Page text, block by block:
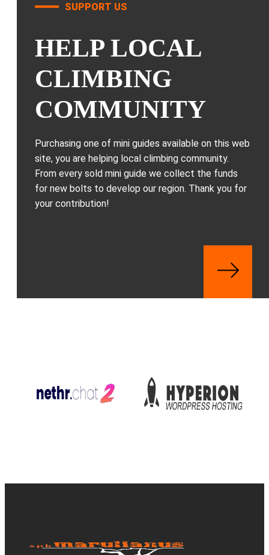
SUPPORT US
HELP LOCAL
CLIMBING
COMMUNITY
Purchasing one of mini guides available on this web
site, you are helping local climbing community.
From every sold mini guide we collect the funds
for new bolts to develop our region. Thank you for
your contribution!